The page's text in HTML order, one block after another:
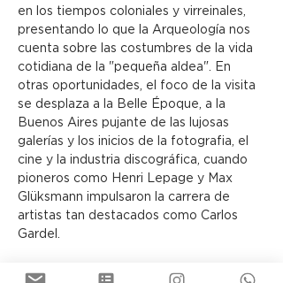
en los tiempos coloniales y virreinales,
presentando lo que la Arqueología nos
cuenta sobre las costumbres de la vida
cotidiana de la "pequeña aldea". En
otras oportunidades, el foco de la visita
se desplaza a la Belle Époque, a la
Buenos Aires pujante de las lujosas
galerías y los inicios de la fotografia, el
cine y la industria discográfica, cuando
pioneros como Henri Lepage y Max
Glüksmann impulsaron la carrera de
artistas tan destacados como Carlos
Gardel.
El visitante siempre se sentirá